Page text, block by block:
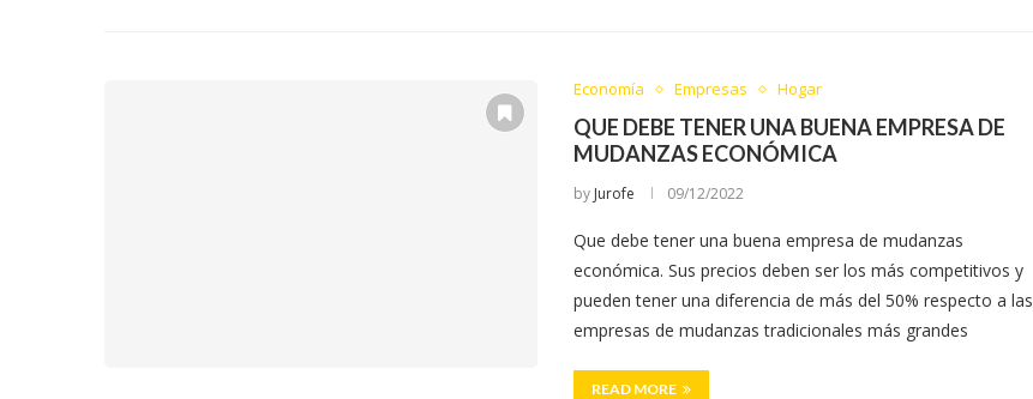
Economía Empresas Hogar
QUE DEBE TENER UNA BUENA EMPRESA DE
MUDANZAS ECONÓMICA
by Jurofe 09/12/2022
Que debe tener una buena empresa de mudanzas
económica. Sus precios deben ser los más competitivos y
pueden tener una diferencia de más del 50% respecto a las
empresas de mudanzas tradicionales más grandes
READ MORE